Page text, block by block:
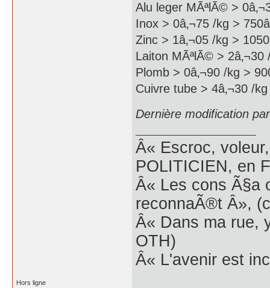
Alu leger MÃªlÃ© >
Inox > 0â‚¬75 /kg >
Zinc > 1â‚¬05 /kg >
Laiton MÃªlÃ© >
Plomb > 0â‚¬90 /kg >
Cuivre tube > 4â‚¬30 /
Dernière modification
Â« Escroc,
POLITICIEN, en
Â« Les cons Ã§a
reconnaÃ®t Â»,
Â« Dans ma rue,
OTH)
Â« L'avenir est
Hors ligne